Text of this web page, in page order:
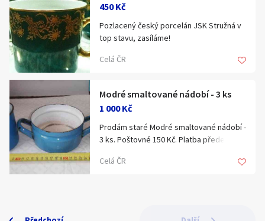
450 Kč
Pozlacený český porcelán JSK Stružná v
top stavu, zasíláme!
Celá ČR
Modré smaltované nádobí - 3 ks
1 000 Kč
Prodám staré Modré smaltované nádobí -
3 ks. Poštovné 150 Kč. Platba předem.
Možné i osobní převzetí. Nebo na výměnu
Celá ČR